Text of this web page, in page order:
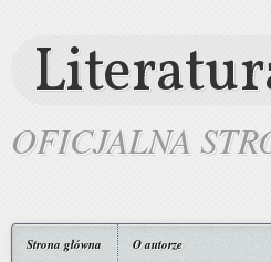
OFICJALNA
Strona główna O autorze